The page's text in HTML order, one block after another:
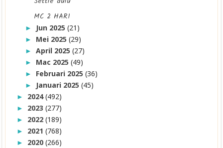
MC 2 HARI
► Jun 2025(21)
► Mei 2025(29)
►April 2025(27)
► Mac 2025(49)
► Februari 2025(36)
► Januari 2025(45)
► 2024(492)
► 2023(277)
► 2022(189)
► 2021(768)
► 2020(266)